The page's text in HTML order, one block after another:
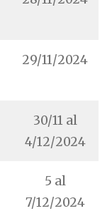
29/11/2024
30/11 al
4/12/2024
5 al
7/12/2024